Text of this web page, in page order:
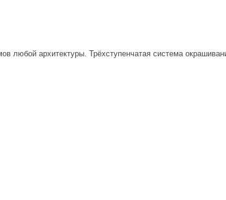
любой архитектуры. Трёхступенчатая система